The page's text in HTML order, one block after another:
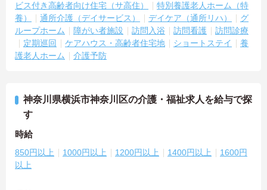
ビス付き高齢者向け住宅（サ高住）
特別養護老人ホーム（特
養）
通所介護（デイサービス） デイケア（通所リハ）
グ
ループホーム
障がい者施設 訪問入浴 訪問看護
訪問診療
定期巡回
ケアハウス・高齢者住宅地 ショートステイ
養
護老人ホーム
介護予防
神奈川県横浜市神奈川区の介護・福祉求人を給与で探
す
時給
850円以上 1000円以上 1200円以上 1400円以上
1600円
以上